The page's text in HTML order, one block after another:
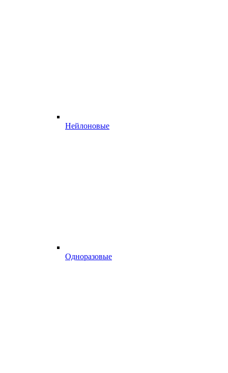
Нейлоновые
Одноразовые